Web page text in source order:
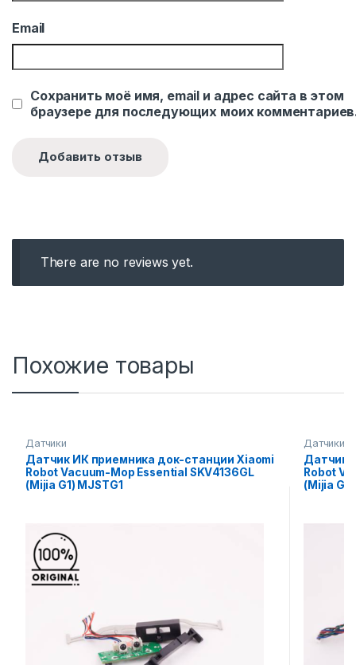
Email
Сохранить моё имя, email и адрес сайта в этом
браузере для последующих моих
There are no reviews yet.
Похожие товары
Датчики
Датчик ИК приемника док-станции Xiaomi
Robot Vacuum-Mop Essential SKV4136GL
(Mijia G1) MJSTG1
Датчики
Robot
(Mijia G1)